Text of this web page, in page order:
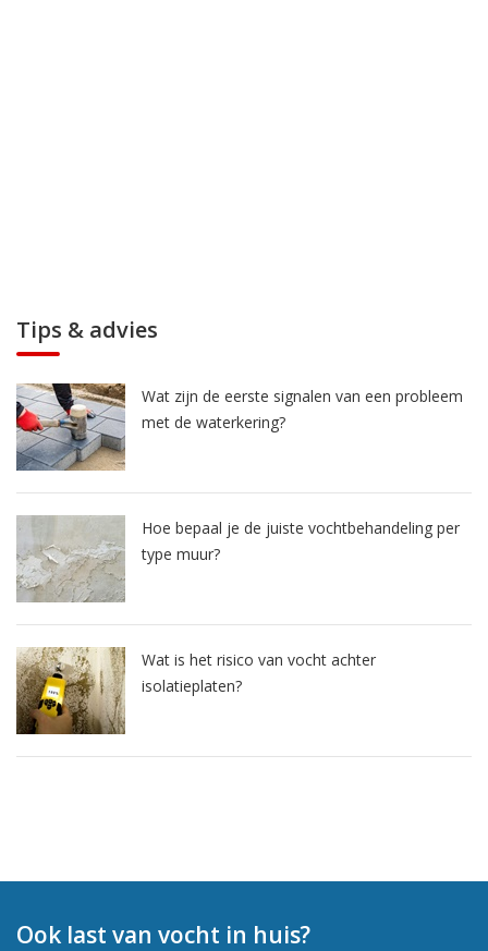
Tips & advies
Wat zijn de eerste signalen van een probleem
met de waterkering?
Hoe bepaal je de juiste vochtbehandeling per
type muur?
Wat is het risico van vocht achter
isolatieplaten?
Ook last van vocht in huis?